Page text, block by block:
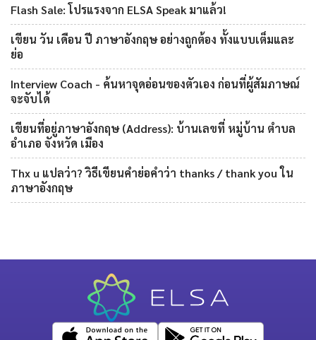
Flash Sale: โปรแรงจาก ELSA Speak มาแล้ว!
เขียน วัน เดือน ปี ภาษาอังกฤษ อย่างถูกต้อง ทั้งแบบเต็มและ
ย่อ
Interview Coach - ค้นหาจุดอ่อนของตัวเอง ก่อนที่ผู้สัมภาษณ์
จะจับได้
เขียนที่อยู่ภาษาอังกฤษ (Address): บ้านเลขที่ หมู่บ้าน ตำบล
อำเภอ จังหวัด เมือง
Thx u แปลว่า? วิธีเขียนคำย่อคำว่า thanks / thank you ใน
ภาษาอังกฤษ